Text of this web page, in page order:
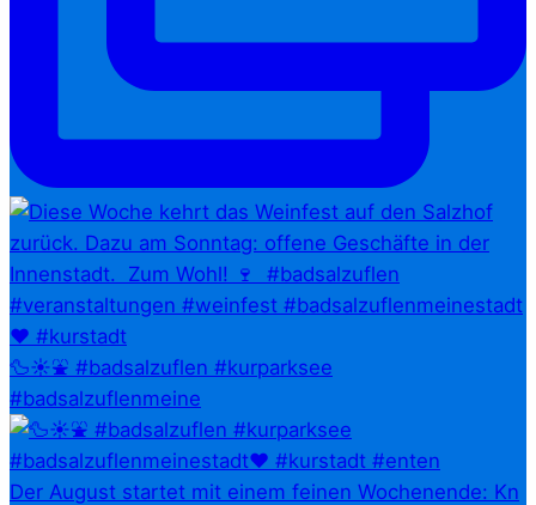
🦆☀️⛲ #badsalzuflen #kurparksee
#badsalzuflenmeine
Der August startet mit einem feinen Wochenende: Kn